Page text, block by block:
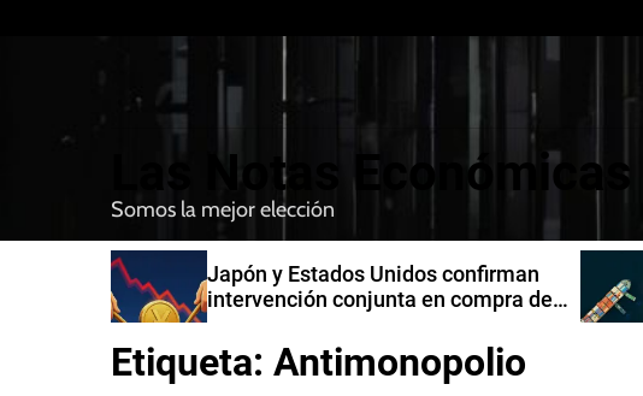
Las Notas Económicas
Somos la mejor elección
Japón y Estados Unidos confirman
intervención conjunta en compra de
Etiqueta: Antimonopolio